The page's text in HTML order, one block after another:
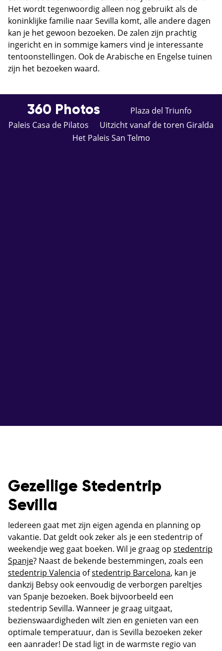
Het wordt tegenwoordig alleen nog gebruikt als de
koninklijke familie naar Sevilla komt, alle andere dagen
kan je het gewoon bezoeken. De zalen zijn prachtig
ingericht en in sommige kamers vind je interessante
tentoonstellingen. Ook de Arabische en Engelse tuinen
zijn het bezoeken waard.
360 Photos
Plaza del Triunfo
Paleis Casa de Pilatos
Uitzicht vanaf de toren Giralda
Het Paleis San Telmo
Gezellige Stedentrip
Sevilla
Iedereen gaat met zijn eigen agenda en planning op
vakantie. Dat geldt ook zeker als je een stedentrip of
weekendje weg gaat boeken. Wil je graag op stedentrip
Spanje? Naast de bekende bestemmingen, zoals een
stedentrip Valencia ofstedentrip Barcelona, kan je
dankzij Bebsy ook eenvoudig de verborgen pareltjes
van Spanje bezoeken. Boek bijvoorbeeld een
stedentrip Sevilla. Wanneer je graag uitgaat,
bezienswaardigheden wilt zien en genieten van een
optimale temperatuur, dan is Sevilla bezoeken zeker
een aanrader! De stad ligt in de warmste regio van